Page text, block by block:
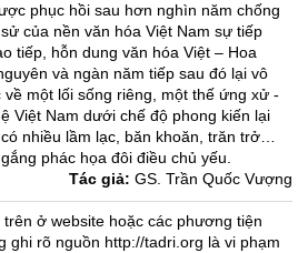
phục hồi sau hơn nghìn năm chống
của nền văn hóa Việt Nam sự tiếp
tiếp, hỗn dung văn hóa Việt – Hoa
và ngàn năm tiếp sau đó lại vô
một lối sống riêng, một thế ứng xử -
Việt Nam dưới chế độ phong kiến lại
nhiều lầm lạc, băn khoăn, trăn trở…
phác họa đôi điều chủ yếu.
Tác giả: GS. Trần Quốc Vượng
ở website hoặc các phương tiện
ghi rõ nguồn http://tadri.org là vi phạm